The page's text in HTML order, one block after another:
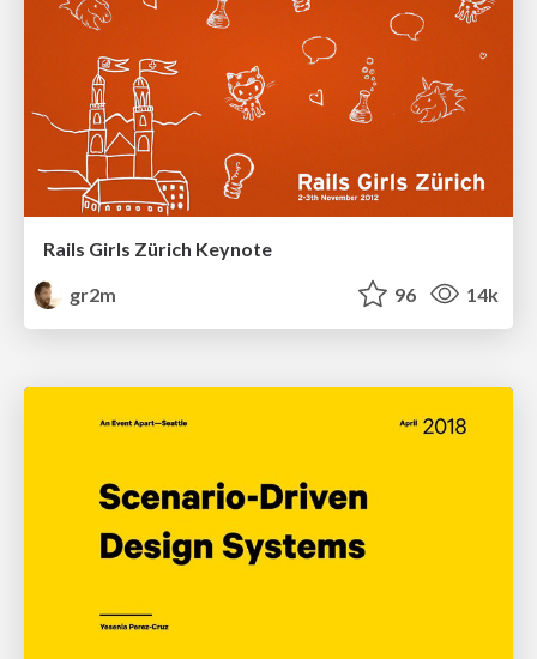
Rails Girls Zürich Keynote
gr2m
96 14k